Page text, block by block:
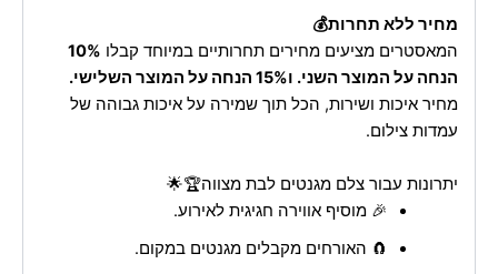
מחיר ללא תחרות💰
המאסטרים מציעים מחירים תחרותיים במיוחד קבלו 10%
הנחה על המוצר השני. ו15% הנחה על המוצר השלישי.
מחיר איכות ושירות, הכל תוך שמירה על איכות גבוהה של
עמדות צילום.
יתרונות עבור צלם מגנטים לבת מצווה🏆🌟
🎉 מוסיף אווירה חגיגית לאירוע.
🧲 האורחים מקבלים מגנטים במקום.